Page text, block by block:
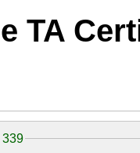
TA
339